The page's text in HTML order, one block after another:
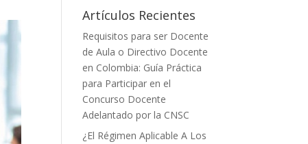
Artículos Recientes
Requisitos para ser Docente
de Aula o Directivo Docente
en Colombia: Guía Práctica
para Participar en el
Concurso Docente
Adelantado por la CNSC
¿El Régimen Aplicable A Los